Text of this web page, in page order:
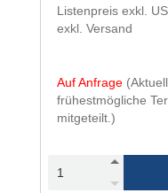
Listenpreis exkl.
exkl. Versand
Auf Anfrage
frühestmögliche
mitgeteilt.)